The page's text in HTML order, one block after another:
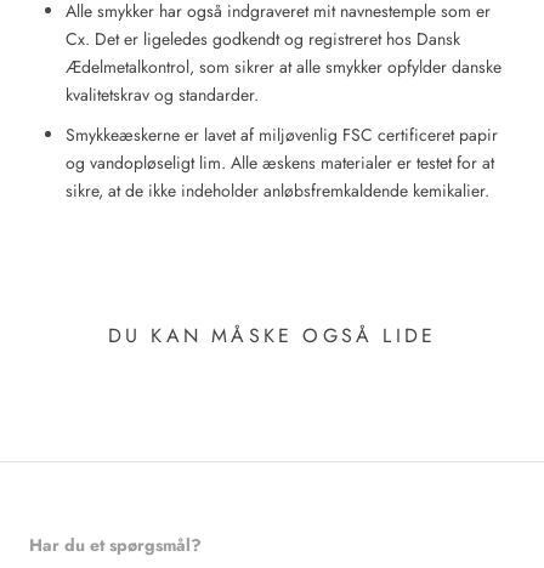
Alle smykker har også indgraveret mit navnestemple som er
Cx. Det er ligeledes godkendt og registreret hos Dansk
Ædelmetalkontrol, som sikrer at alle smykker opfylder danske
kvalitetskrav og standarder.
Smykkeæskerne er lavet af miljøvenlig FSC certificeret papir
og vandopløseligt lim. Alle æskens materialer er testet for at
sikre, at de ikke indeholder anløbsfremkaldende kemikalier.
DU KAN MÅSKE OGSÅ LIDE
Har du et spørgsmål?